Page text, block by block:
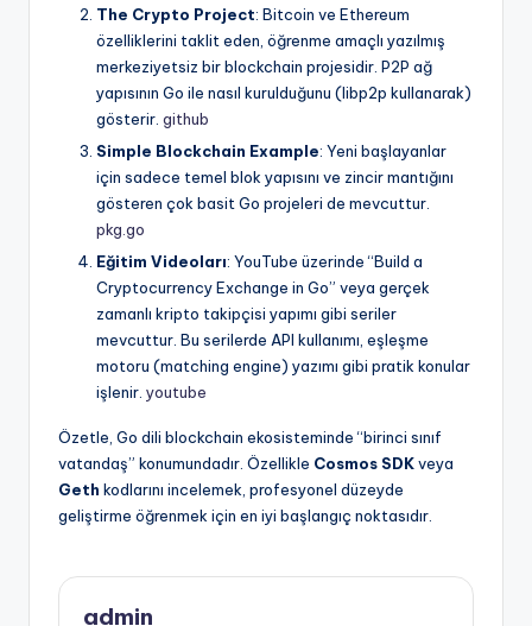
The Crypto Project: Bitcoin ve Ethereum
özelliklerini taklit eden, öğrenme amaçlı yazılmış
merkeziyetsiz bir blockchain projesidir. P2P ağ
yapısının Go ile nasıl kurulduğunu (libp2p kullanarak)
gösterir. github
Simple Blockchain Example: Yeni başlayanlar
için sadece temel blok yapısını ve zincir mantığını
gösteren çok basit Go projeleri de mevcuttur.
pkg.go
Eğitim Videoları: YouTube üzerinde “Build a
Cryptocurrency Exchange in Go” veya gerçek
zamanlı kripto takipçisi yapımı gibi seriler
mevcuttur. Bu serilerde API kullanımı, eşleşme
motoru (matching engine) yazımı gibi pratik konular
işlenir. youtube
Özetle, Go dili blockchain ekosisteminde “birinci sınıf
vatandaş” konumundadır. Özellikle Cosmos SDKveya
Geth kodlarını incelemek, profesyonel düzeyde
geliştirme öğrenmek için en iyi başlangıç noktasıdır.
admin